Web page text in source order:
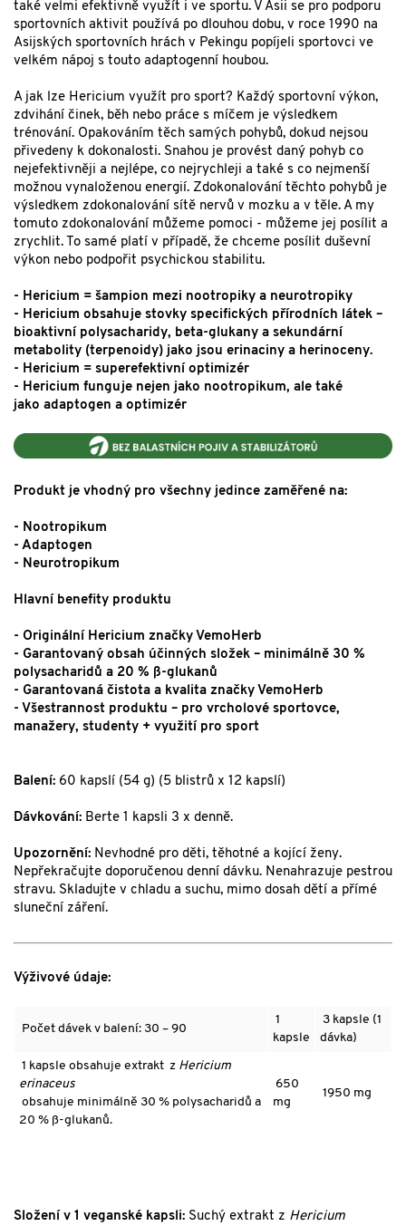
také velmi efektivně využít i ve sportu. V Asii se pro podporu
sportovních aktivit používá po dlouhou dobu, v roce 1990 na
Asijských sportovních hrách v Pekingu popíjeli sportovci ve
velkém nápoj s touto adaptogenní houbou.
A jak lze Hericium využít pro sport? Každý sportovní výkon,
zdvihání činek, běh nebo práce s míčem je výsledkem
trénování. Opakováním těch samých pohybů, dokud nejsou
přivedeny k dokonalosti. Snahou je provést daný pohyb co
nejefektivněji a nejlépe, co nejrychleji a také s co nejmenší
možnou vynaloženou energií. Zdokonalování těchto pohybů je
výsledkem zdokonalování sítě nervů v mozku a v těle. A my
tomuto zdokonalování můžeme pomoci - můžeme jej posílit a
zrychlit. To samé platí v případě, že chceme posílit duševní
výkon nebo podpořit psychickou stabilitu.
- Hericium = šampion mezi nootropiky a neurotropiky
- Hericium obsahuje stovky specifických přírodních látek –
bioaktivní polysacharidy, beta-glukany a sekundární
metabolity (terpenoidy) jako jsou erinaciny a herinoceny.
- Hericium = superefektivní optimizér
- Hericium funguje nejen jako nootropikum, ale také
jako adaptogen a optimizér
Produkt je vhodný pro všechny jedince zaměřené na:
- Nootropikum
- Adaptogen
- Neurotropikum
Hlavní benefity produktu
- Originální Hericium značky VemoHerb
- Garantovaný obsah účinných složek – minimálně 30 %
polysacharidů a 20 % ß-glukanů
- Garantovaná čistota a kvalita značky VemoHerb
- Všestrannost produktu – pro vrcholové sportovce,
manažery, studenty + využití pro sport
Balení: 60 kapslí (54 g) (5 blistrů x 12 kapslí)
Dávkování: Berte 1 kapsli 3 x denně.
Upozornění: Nevhodné pro děti, těhotné a kojící ženy.
Nepřekračujte doporučenou denní dávku. Nenahrazuje pestrou
stravu. Skladujte v chladu a suchu, mimo dosah dětí a přímé
sluneční záření.
Výživové údaje:
Počet dávek v balení: 30 – 90
1
kapsle
3 kapsle (1
dávka)
1 kapsle obsahuje extrakt z Hericium
erinaceus
obsahuje minimálně 30 % polysacharidů a
20 % ß-glukanů.
650
mg
1950 mg
Složení v 1 veganské kapsli: Suchý extrakt z Hericium